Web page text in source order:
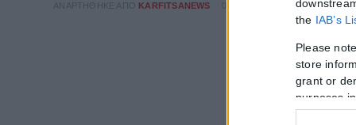
the IAB’s
Please
store
grant or
purposes
ΑΝΑΡΤΉΘΗΚΕ ΑΠΌ KARFITSANEWS